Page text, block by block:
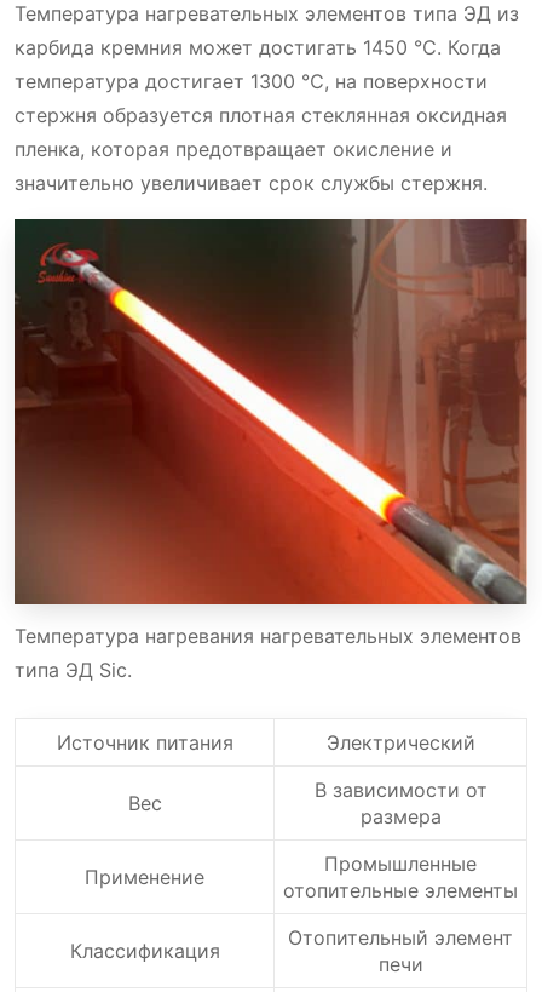
Температура нагревательных элементов типа ЭД из
карбида кремния может достигать 1450 ℃. Когда
температура достигает 1300 ℃, на поверхности
стержня образуется плотная стеклянная оксидная
пленка, которая предотвращает окисление и
значительно увеличивает срок службы стержня.
Температура нагревания нагревательных элементов
типа ЭД Sic.
Источник питания Электрический
Вес
В зависимости от
размера
Применение
Промышленные
отопительные элементы
Классификация
Отопительный элемент
печи